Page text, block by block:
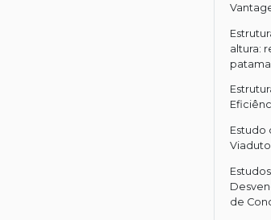
altura:
Estudo
de